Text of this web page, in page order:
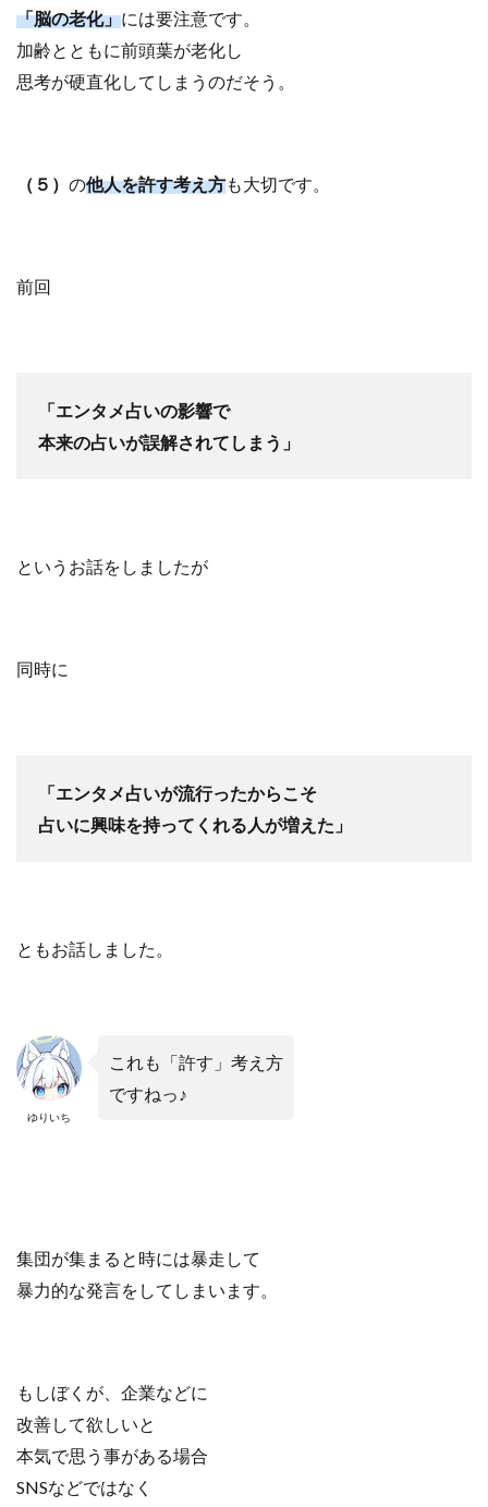
「脳の老化」には要注意です。
加齢とともに前頭葉が老化し
思考が硬直化してしまうのだそう。
（５） の他人を許す考え方も大切です。
前回
「エンタメ占いの影響で
本来の占いが誤解されてしまう」
というお話をしましたが
同時に
「エンタメ占いが流行ったからこそ
占いに興味を持ってくれる人が増えた」
ともお話しました。
ゆりいち
これも「許す」考え方
ですねっ♪
集団が集まると時には暴走して
暴力的な発言をしてしまいます。
もしぼくが、企業などに
改善して欲しいと
本気で思う事がある場合
SNSなどではなく